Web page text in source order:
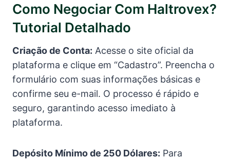
Como Negociar Com Haltrovex?
Tutorial Detalhado
Criação de Conta: Acesse o site oficial da
plataforma e clique em “Cadastro”. Preencha o
formulário com suas informações básicas e
confirme seu e-mail. O processo é rápido e
seguro, garantindo acesso imediato à
plataforma.
Depósito Mínimo de 250 Dólares: Para